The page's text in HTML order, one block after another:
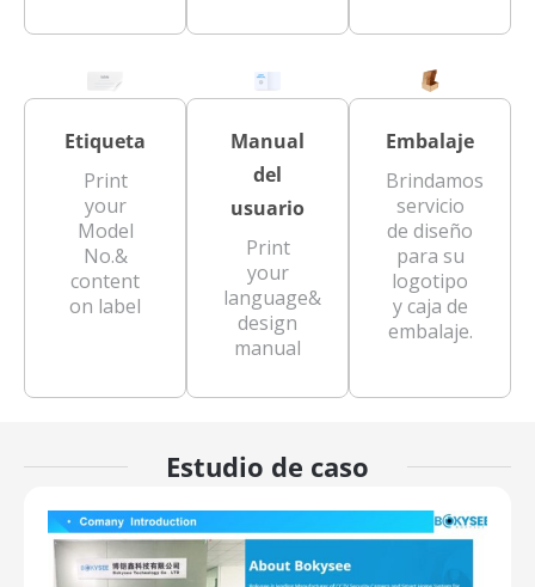
Etiqueta
Print
your
Model
No.&
content
on label
Manual
del
usuario
Print
your
language&
design
manual
Embalaje
Brindamos
servicio
de diseño
para su
logotipo
y caja de
embalaje.
Estudio de caso